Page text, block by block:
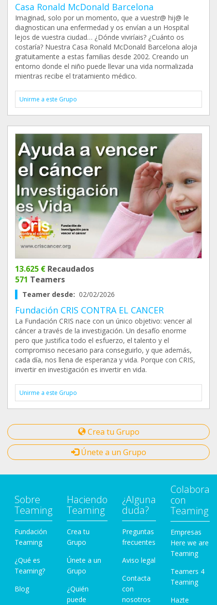
Casa Ronald McDonald Barcelona
Imaginad, solo por un momento, que a vuestr@ hij@ le
diagnostican una enfermedad y os envían a un Hospital
lejos de vuestra ciudad… ¿Dónde viviríais? ¿Cuánto os
costaría? Nuestra Casa Ronald McDonald Barcelona aloja
gratuitamente a estas familias desde 2002. Creando un
entorno donde el niño puede llevar una vida normalizada
mientras recibe el tratamiento médico.
Unirme a este Grupo
13.625 € Recaudados
571 Teamers
Teamer desde: 02/02/2026
Fundación CRIS CONTRA EL CANCER
La Fundación CRIS nace con un único objetivo: vencer al
cáncer a través de la investigación. Un desafío enorme
pero que justifica todo el esfuerzo, el talento y el
compromiso necesario para conseguirlo, y que además,
cada día, nos llena de esperanza y vida. Porque con CRIS,
invertir en investigación es invertir en vida.
Unirme a este Grupo
Crea tu Grupo
Únete a un Grupo
Sobre
Teaming
Fundación
Teaming
¿Qué es
Teaming?
Blog
Haciendo
Teaming
Crea tu
Grupo
Únete a un
Grupo
¿Quién
puede
¿Alguna
duda?
Preguntas
frecuentes
Aviso legal
Contacta
con
nosotros
Colabora
con
Teaming
Empresas
Here we are
Teaming
Teamers 4
Teaming
Hazte